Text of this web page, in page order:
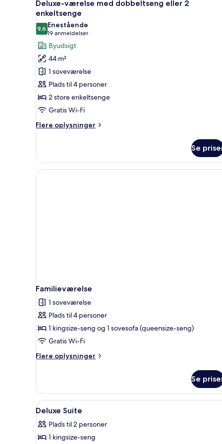
alle
billeder
af
Deluxe-
værelse
med
dobbeltseng
eller
2
enkeltsenge
Deluxe-værelse med dobbeltseng eller 2
enkeltsenge
9,69,6 ud af 10
Enestående
19 anmeldelser
(19
anmeldelser)
Byudsigt
44 m²
1 soveværelse
Plads til 4 personer
2 store enkeltsenge
Gratis Wi-Fi
Flere oplysninger
Flere
værelse
med
dobbeltseng
Se
Familieværelse
1 soveværelse
Plads til 4 personer
1 kingsize-seng og 1 sovesofa (queensize-seng)
Gratis Wi-Fi
Flere oplysninger
Flere
Se
Indlæs
alle
billeder
af
Premium-sengetøj,
6
Deluxe Suite
Plads til 2 personer
1 kingsize-seng